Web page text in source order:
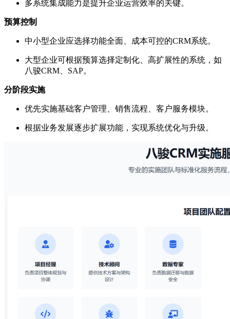
多系统集成能力是提升企业运营效率的关键。
预算控制
中小型企业应选择功能全面、成本可控的CRM系统。
大型企业可根据预算选择定制化、高扩展性的系统，如
八骏CRM、SAP。
分阶段实施
优先实施基础客户管理、销售流程、客户服务模块。
根据业务发展逐步扩展功能，实现系统优化与升级。